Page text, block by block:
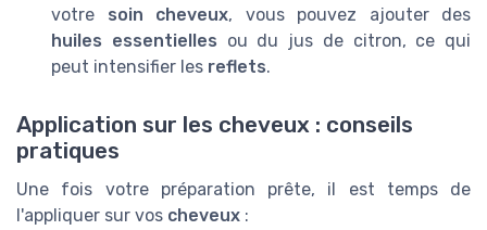
votre soin cheveux, vous pouvez ajouter des
huiles essentielles ou du jus de citron, ce qui
peut intensifier les reflets.
Application sur les cheveux : conseils
pratiques
Une fois votre préparation prête, il est temps de
l'appliquer sur vos cheveux :